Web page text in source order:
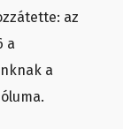
az
a
a